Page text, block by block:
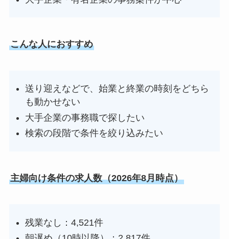
こんな人におすすめ
送り迎えなどで、始業と終業の時刻をどちら
も動かせない
大手企業の事務職で探したい
検索の段階で条件を絞り込みたい
主婦向け条件の求人数（2026年8月時点）
残業なし：4,521件